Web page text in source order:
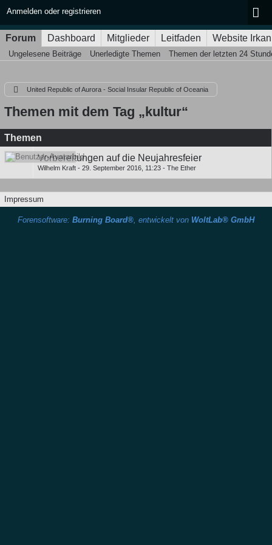
Anmelden oder registrieren
Forum Dashboard Mitglieder Leitfaden Website
Ungelesene Beiträge Unerledigte Themen Themen der letzten 24
United Republic of Aurora - Social Insular Republic of Oceania
Themen mit dem Tag „kultur“
Themen
Vorbereitungen auf die Neujahresfeier
Wilhelm Kraft - 29. September 2016, 11:23 - The Ether
Impressum
Forensoftware: Burning Board®, entwickelt von WoltLab® GmbH